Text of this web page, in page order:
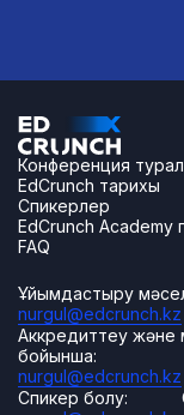
Конференция
EdCrunch тарихы
Спикерлер
EdCrunch Academy
FAQ
Ұйымдастыру
nurgul@edcrunch.kz
Аккредиттеу және
бойынша:
nurgul@edcrunch.kz
Спикер болу: